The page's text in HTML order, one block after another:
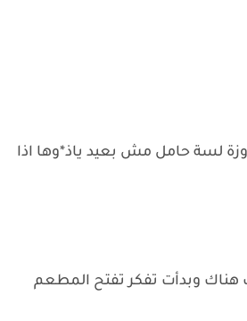
لسة حامل مش بعيد ياذ*وها اذا
وبدأت تفكر تفتح المطعم